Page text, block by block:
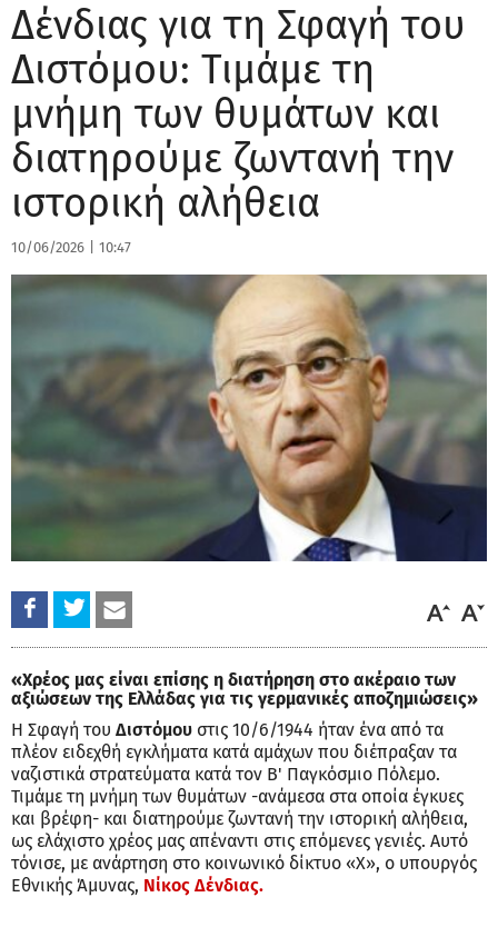
Δένδιας για τη Σφαγή του
Διστόμου: Τιμάμε τη
μνήμη των θυμάτων και
διατηρούμε ζωντανή την
ιστορική αλήθεια
10/06/2026 10:47
«Χρέος μας είναι επίσης η διατήρηση στο ακέραιο των
αξιώσεων της Ελλάδας για τις γερμανικές αποζημιώσεις»
Η Σφαγή του Διστόμου στις 10/6/1944 ήταν ένα από τα
πλέον ειδεχθή εγκλήματα κατά αμάχων που διέπραξαν τα
ναζιστικά στρατεύματα κατά τον Β' Παγκόσμιο Πόλεμο.
Τιμάμε τη μνήμη των θυμάτων -ανάμεσα στα οποία έγκυες
και βρέφη- και διατηρούμε ζωντανή την ιστορική αλήθεια,
ως ελάχιστο χρέος μας απέναντι στις επόμενες γενιές. Αυτό
τόνισε, με ανάρτηση στο κοινωνικό δίκτυο «Χ», ο υπουργός
Εθνικής Άμυνας, Νίκος Δένδιας.